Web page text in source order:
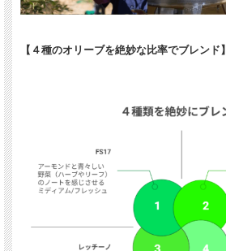
【４種のオリーブを絶妙な比率でブレンド】